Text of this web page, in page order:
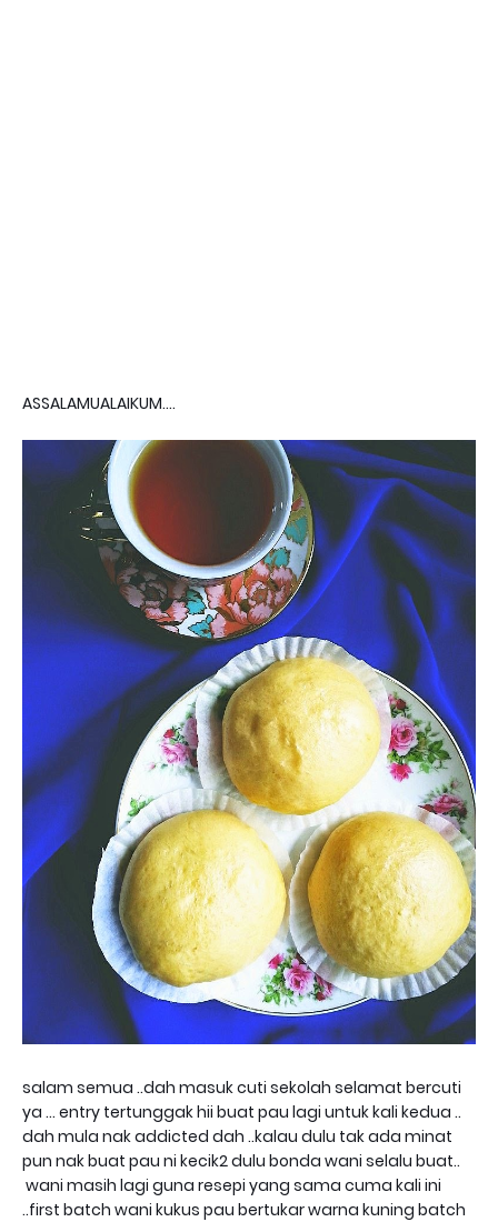
ASSALAMUALAIKUM....
salam semua ..dah masuk cuti sekolah selamat bercuti
ya ... entry tertunggak hii buat pau lagi untuk kali kedua ..
dah mula nak addicted dah ..kalau dulu tak ada minat
pun nak buat pau ni kecik2 dulu bonda wani selalu buat..
wani masih lagi guna resepi yang sama cuma kali ini
..first batch wani kukus pau bertukar warna kuning batch